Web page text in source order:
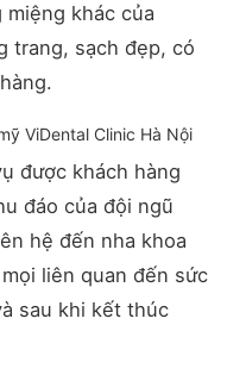
khác của
trang, sạch đẹp, có
ViDental Clinic Hà Nội
được khách hàng
đáo của đội ngũ
hệ đến nha khoa
liên quan đến sức
sau khi kết thúc